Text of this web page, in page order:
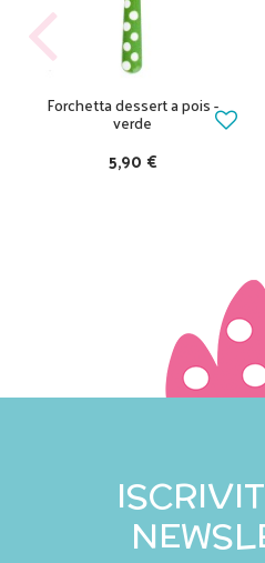
Forchetta dessert a pois -
verde
5,90 €